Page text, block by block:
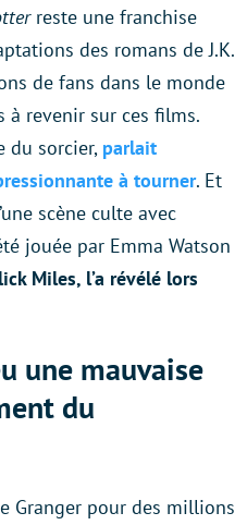
reste une franchise
des romans de J.K.
de fans dans le monde
à revenir sur ces films.
du sorcier, parlait
à tourner. Et
scène culte avec
jouée par Emma Watson
Miles, l’a révélé lors
une mauvaise
du
Granger pour des millions